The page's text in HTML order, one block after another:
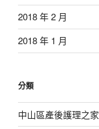
2018 年 2 月
2018 年 1 月
分類
中山區產後護理之家